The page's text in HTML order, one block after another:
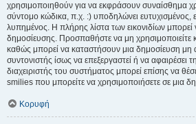
χρησιμοποιηθούν για να εκφράσουν συναίσθημα
σύντομο κώδικα, π.χ. :) υποδηλώνει ευτυχισμένος,
λυπημένος. Η πλήρης λίστα των εικονιδίων μπορεί
δημοσίευσης. Προσπαθήστε να μη χρησιμοποιείτε
καθώς μπορεί να καταστήσουν μια δημοσίευση μη
συντονιστής ίσως να επεξεργαστεί ή να
διαχειριστής του συστήματος μπορεί επίσης να
smilies που μπορείτε να χρησιμοποιήσετε σε μια
Κορυφή